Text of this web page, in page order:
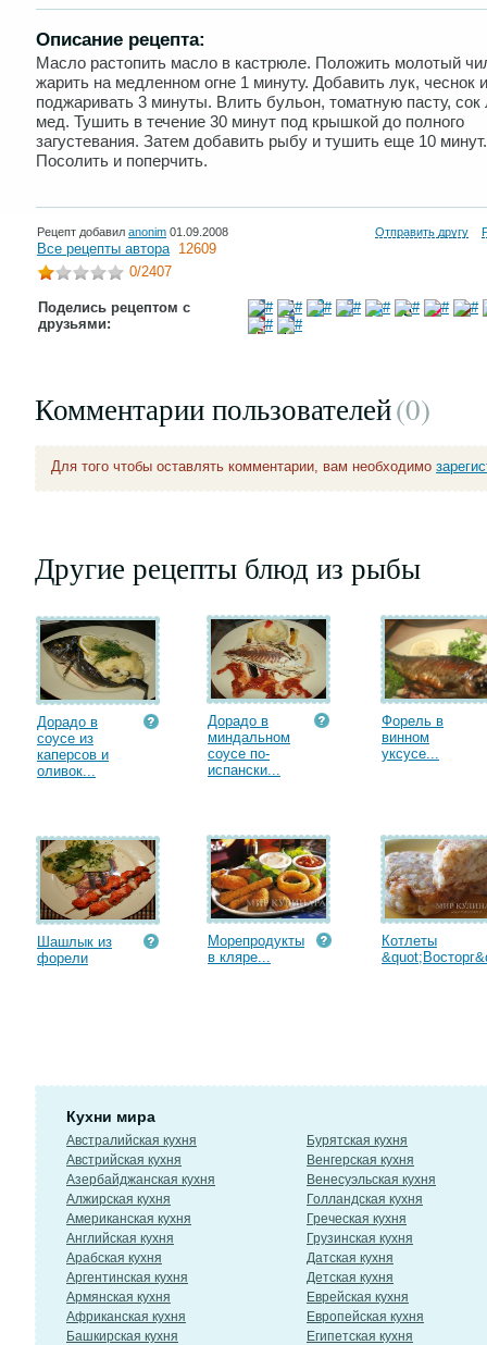
Описание рецепта:
Масло растопить масло в кастрюле. Положить молотый
жарить на медленном огне 1 минуту. Добавить лук, чеснок и
поджаривать 3 минуты. Влить бульон, томатную пасту, сок
мед. Тушить в течение 30 минут под крышкой до полного
загустевания. Затем добавить рыбу и тушить еще 10 минут.
Посолить и поперчить.
Рецепт добавил anonim 01.09.2008 Отправить другу
Все рецепты автора 12609
0/2407
Поделись рецептом с
друзьями:
Комментарии пользователей(0)
Для того чтобы оставлять комментарии, вам необходимо
Другие рецепты блюд из рыбы
Дорадо в
соусе из
каперсов и
оливок...
Дорадо в
миндальном
соусе по-
испански...
Форель в
винном
уксусе...
Шашлык из
форели
Морепродукты
в кляре...
Котлеты
Кухни мира
Австралийская кухня
Австрийская кухня
Азербайджанская кухня
Алжирская кухня
Американская кухня
Английская кухня
Арабская кухня
Аргентинская кухня
Армянская кухня
Африканская кухня
Башкирская кухня
Бурятская кухня
Венгерская кухня
Венесуэльская кухня
Голландская кухня
Греческая кухня
Грузинская кухня
Датская кухня
Детская кухня
Еврейская кухня
Европейская кухня
Египетская кухня